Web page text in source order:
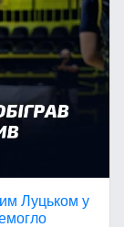
Луцьком у